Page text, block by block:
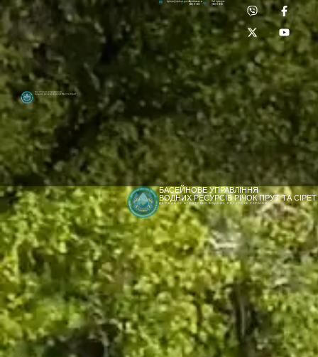
[newyear_garland]
Басейнове управління
водних ресурсів річок Прут та Сірет
Лабораторія:
(0372) 53-92-00
dpbuvr@dpbuvr.gov.uaПриймальня:
(0372) 51-14-56
БАСЕЙНОВЕ УПРАВЛІННЯ
ВОДНИХ РЕСУРСІВ РІЧОК ПРУТ ТА СІРЕТ
ДЕРЖАВНЕ АГЕНТСТВО ВОДНИХ РЕСУРСІВ УКРАЇНИ